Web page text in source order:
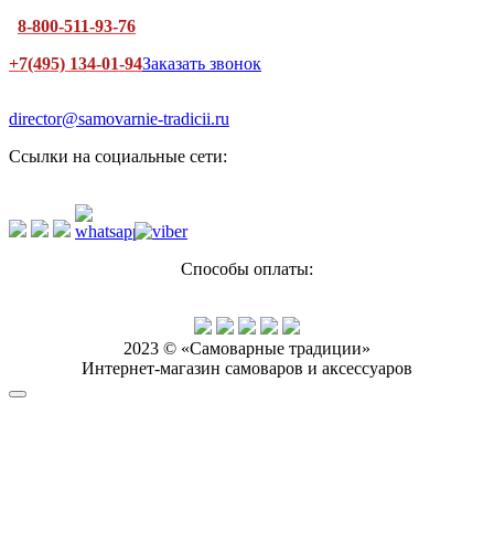
8-800-511-93-76
+7(495) 134-01-94Заказать звонок
director@samovarnie-tradicii.ru
Ссылки на социальные сети:
Способы оплаты:
2023 © «Самоварные традиции»
Интернет-магазин самоваров и аксессуаров